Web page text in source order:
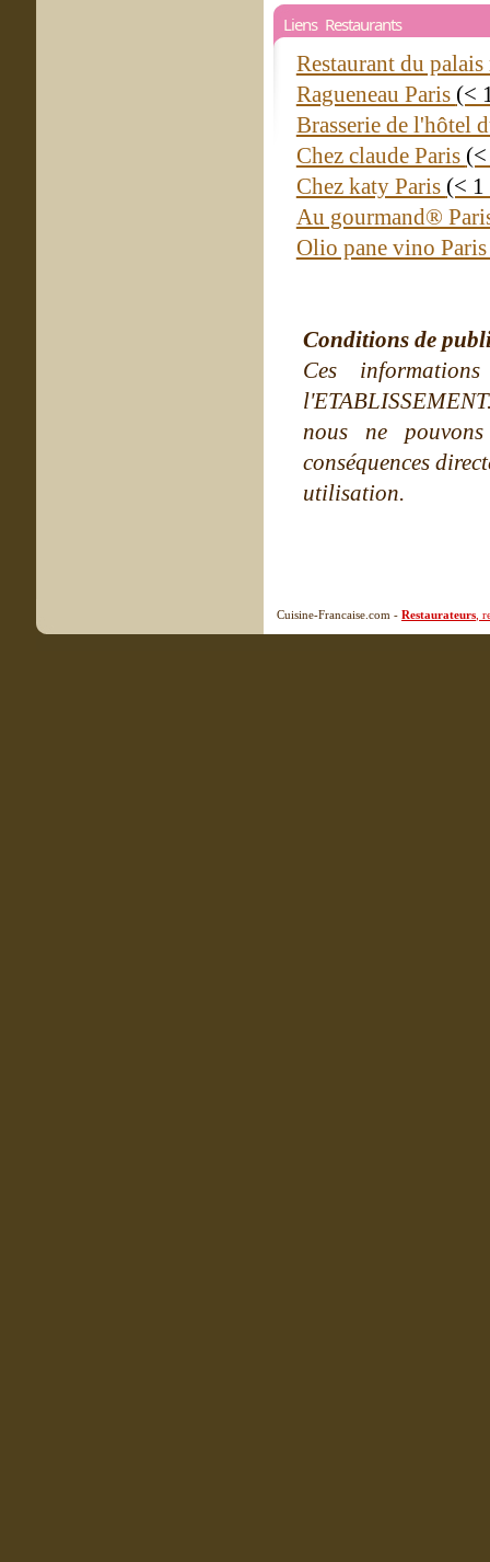
Liens Restaurants
Restaurant du
Ragueneau Paris (<
Brasserie de l'hôtel
Chez claude Paris
Chez katy Paris (<
Au gourmand®
Olio pane vino
Conditions de
Ces
nous ne
conséquences
utilisation.
Cuisine-Francaise.com - Restaurateurs ,